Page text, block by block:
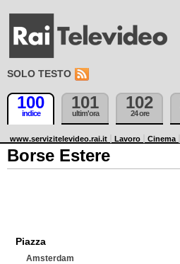
SOLO TESTO
100
indice
101
ultim'ora
102
24 ore
www.servizitelevideo.rai.it Lavoro Cinema
Borse Estere
Piazza
Amsterdam